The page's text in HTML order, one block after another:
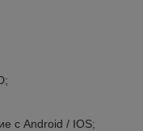
с Android / IOS;